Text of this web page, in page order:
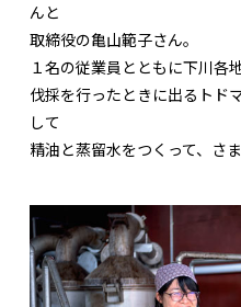
んと
取締役の亀山範子さん。
１名の従業員とともに下川各
伐採を行ったときに出るトド
して
精油と蒸留水をつくって、さ